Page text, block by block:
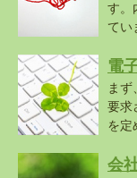
す。
てい
電
まず
要求
を定
会